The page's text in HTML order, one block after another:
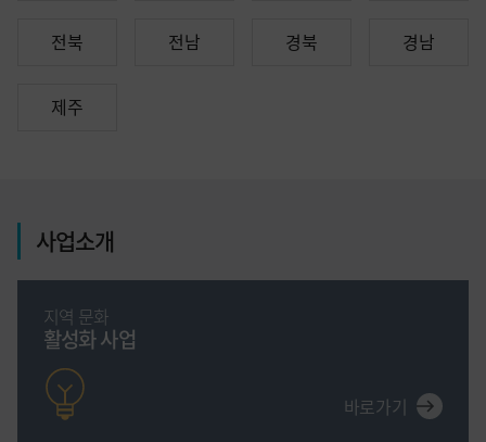
전북 전남 경북 경남
제주
사업소개
지역 문화
활성화 사업